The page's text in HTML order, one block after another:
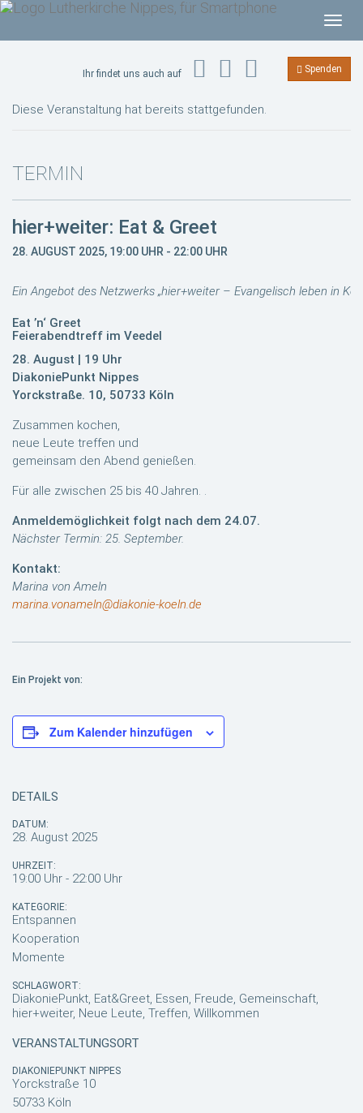
T
o
g
g
i
Ihr findet uns auch auf Spenden
Diese Veranstaltung hat bereits stattgefunden.
TERMIN
hier+weiter: Eat & Greet
28. AUGUST 2025, 19:00 UHR - 22:00 UHR
Ein Angebot des Netzwerks „hier+weiter – Evangelisch leben in
Eat ’n‘ Greet
Feierabendtreff im Veedel
28. August | 19 Uhr
DiakoniePunkt Nippes
Yorckstraße. 10, 50733 Köln
Zusammen kochen,
neue Leute treffen und
gemeinsam den Abend genießen.
Für alle zwischen 25 bis 40 Jahren. .
Anmeldemöglichkeit folgt nach dem 24.07.
Nächster Termin: 25. September.
Kontakt:
Marina von Ameln
marina.vonameln@diakonie-koeln.de
Ein Projekt von:
Zum Kalender hinzufügen
DETAILS
DATUM:
28. August 2025
UHRZEIT:
19:00 Uhr - 22:00 Uhr
KATEGORIE:
Entspannen
Kooperation
Momente
SCHLAGWORT:
DiakoniePunkt, Eat&Greet, Essen, Freude, Gemeinschaft,
hier+weiter, Neue Leute, Treffen, Willkommen
VERANSTALTUNGSORT
DIAKONIEPUNKT NIPPES
Yorckstraße 10
50733 Köln